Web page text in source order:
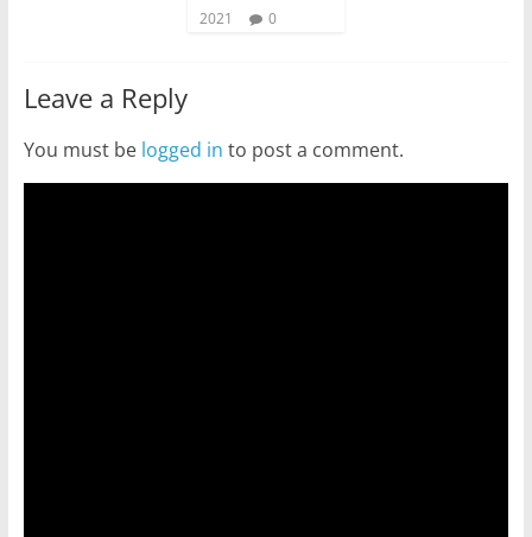
2021
0
Leave a Reply
You must be logged in to post a comment.